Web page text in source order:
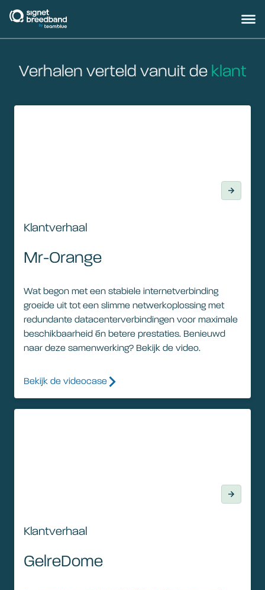
signetbreedband
Verhalen verteld vanuit de klant
Klantverhaal
Mr-Orange
Wat begon met een stabiele internetverbinding
groeide uit tot een slimme netwerkoplossing met
redundante datacenterverbindingen voor maximale
beschikbaarheid én betere prestaties. Benieuwd
naar deze samenwerking? Bekijk de video.
Bekijk de videocase
Klantverhaal
GelreDome